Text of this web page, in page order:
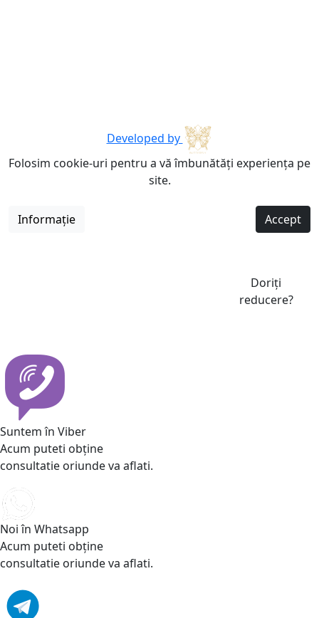
Developed by
Folosim cookie-uri pentru a vă îmbunătăți experiența pe
site.
Informație Accept
Doriți
reducere?
Suntem în Viber
Acum puteti obține
consultatie oriunde va aflati.
Noi în Whatsapp
Acum puteti obține
consultatie oriunde va aflati.